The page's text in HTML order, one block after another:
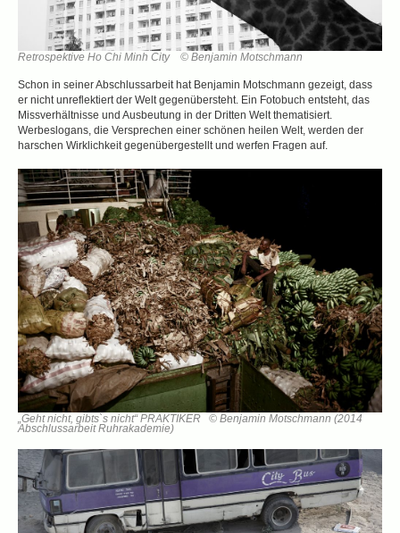
Retrospektive Ho Chi Minh City © Benjamin Motschmann
Schon in seiner Abschlussarbeit hat Benjamin Motschmann gezeigt, dass
er nicht unreflektiert der Welt gegenübersteht. Ein Fotobuch entsteht, das
Missverhältnisse und Ausbeutung in der Dritten Welt thematisiert.
Werbeslogans, die Versprechen einer schönen heilen Welt, werden der
harschen Wirklichkeit gegenübergestellt und werfen Fragen auf.
„Geht nicht, gibts`s nicht“ PRAKTIKER © Benjamin Motschmann (2014
Abschlussarbeit Ruhrakademie)